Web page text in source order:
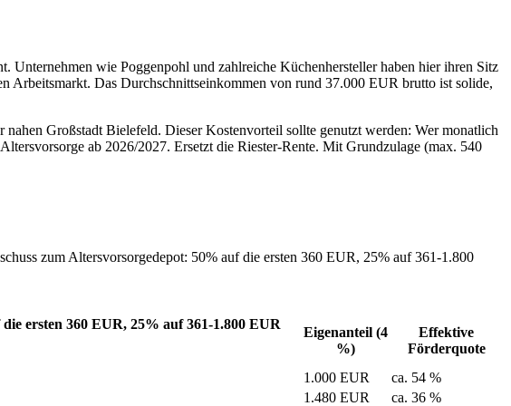
wie Poggenpohl und zahlreiche Küchenhersteller haben hier ihren Sitz
Arbeitsmarkt. Das Durchschnittseinkommen von rund 37.000 EUR brutto ist solide,
Großstadt Bielefeld. Dieser Kostenvorteil sollte genutzt werden: Wer monatlich
ab 2026/2027. Ersetzt die Riester-Rente. Mit Grundzulage (max. 540
zum Altersvorsorgedepot: 50% auf die ersten 360 EUR, 25% auf 361-1.800
ersten 360 EUR, 25% auf 361-1.800 EUR
Eigenanteil (4
%)
Effektive
Förderquote
1.000 EUR
ca. 54 %
1.480 EUR ca. 36 %